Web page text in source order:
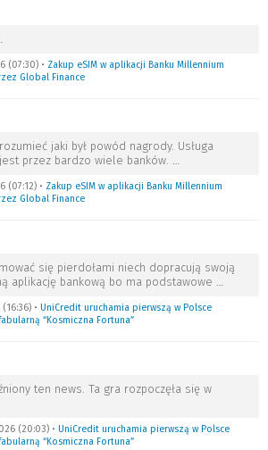
(07:30) • Zakup eSIM w aplikacji Banku Millennium
Global Finance
jaki był powód nagrody. Usługa
przez bardzo wiele banków.
(07:12) • Zakup eSIM w aplikacji Banku Millennium
Global Finance
się pierdołami niech dopracują swoją
aplikację bankową bo ma podstawowe
• UniCredit uruchamia pierwszą w Polsce
“Kosmiczna Fortuna”
ten news. Ta gra rozpoczęła się w
(20:03) • UniCredit uruchamia pierwszą w Polsce
“Kosmiczna Fortuna”